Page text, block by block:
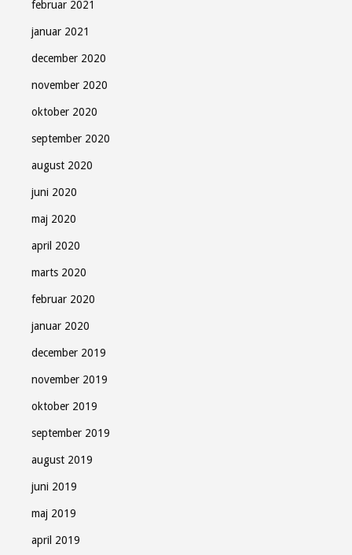
februar 2021
januar 2021
december 2020
november 2020
oktober 2020
september 2020
august 2020
juni 2020
maj 2020
april 2020
marts 2020
februar 2020
januar 2020
december 2019
november 2019
oktober 2019
september 2019
august 2019
juni 2019
maj 2019
april 2019